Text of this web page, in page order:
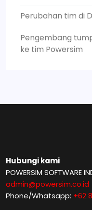
Perubahan tim di
Pengembang
ke tim Powersim
Hubungi kami
POWERSIM SOFTWARE
admin@powersim.co.id
Phone/Whatsapp: +62